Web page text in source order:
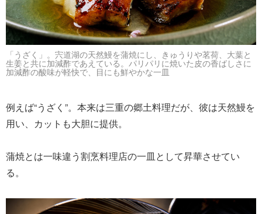
「うざく」。宍道湖の天然鰻を蒲焼にし、きゅうりや茗荷、大葉と
生姜と共に加減酢であえている。パリパリに焼いた皮の香ばしさに
加減酢の酸味が軽快で、目にも鮮やかな一皿
例えば“うざく”。本来は三重の郷土料理だが、彼は天然鰻を
用い、カットも大胆に提供。
蒲焼とは一味違う割烹料理店の一皿として昇華させてい
る。